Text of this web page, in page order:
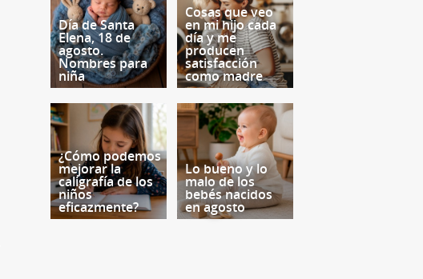
Día de Santa
Elena, 18 de
agosto.
Nombres para
niña
Cosas que veo
en mi hijo cada
día y me
producen
satisfacción
como madre
¿Cómo podemos
mejorar la
caligrafía de los
niños
eficazmente?
Lo bueno y lo
malo de los
bebés nacidos
en agosto